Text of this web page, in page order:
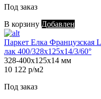
Под заказ
В корзину Добавлен
Паркет Елка Французская
лак 400/328х125х14/3/60°
328-400х125х14 мм
10 122 р/м2
Под заказ